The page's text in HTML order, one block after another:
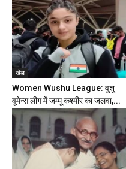
खेल
Women Wushu League: वुशु
वूमेन्स लीग में जम्मू कश्मीर का जलवा,...